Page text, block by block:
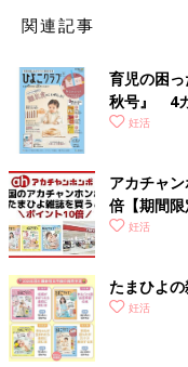
関連記事
育児の困
秋号』 4
いっぱい！
妊活
アカチャ
倍【期間限
妊活
たまひよ
妊活